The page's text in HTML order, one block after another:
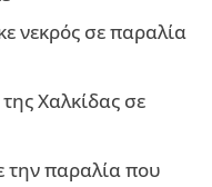
νεκρός σε παραλία
Χαλκίδας σε
την παραλία που